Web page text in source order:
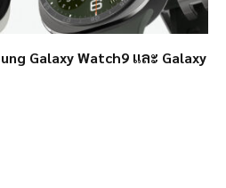
Galaxy Watch9 และ Galaxy